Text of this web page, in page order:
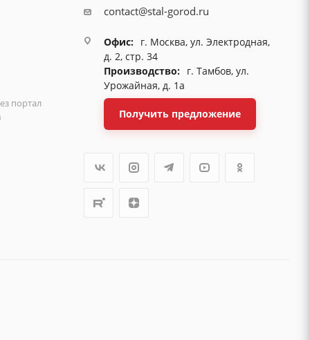
портал
contact@stal-gorod.ru
Офис: г. Москва, ул. Электродная,
д. 2, стр. 34
Производство: г. Тамбов, ул.
Урожайная, д. 1а
Получить предложение